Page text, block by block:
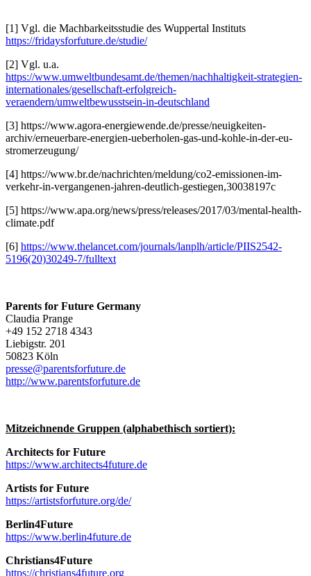
[1] Vgl. die Machbarkeitsstudie des Wuppertal Instituts
https://fridaysforfuture.de/studie/
[2] Vgl. u.a.
https://www.umweltbundesamt.de/themen/nachhaltigkeit-strategien-
internationales/gesellschaft-erfolgreich-
veraendern/umweltbewusstsein-in-deutschland
[3] https://www.agora-energiewende.de/presse/neuigkeiten-
archiv/erneuerbare-energien-ueberholen-gas-und-kohle-in-der-eu-
stromerzeugung/
[4] https://www.br.de/nachrichten/meldung/co2-emissionen-im-
verkehr-in-vergangenen-jahren-deutlich-gestiegen,30038197c
[5] https://www.apa.org/news/press/releases/2017/03/mental-health-
climate.pdf
[6] https://www.thelancet.com/journals/lanplh/article/PIIS2542-
5196(20)30249-7/fulltext
Parents for Future Germany
Claudia Prange
+49 152 2718 4343
Liebigstr. 201
50823 Köln
presse@parentsforfuture.de
http://www.parentsforfuture.de
Mitzeichnende Gruppen (alphabethisch sortiert):
Architects for Future
https://www.architects4future.de
Artists for Future
https://artistsforfuture.org/de/
Berlin4Future
https://www.berlin4future.de
Christians4Future
https://christians4future.org